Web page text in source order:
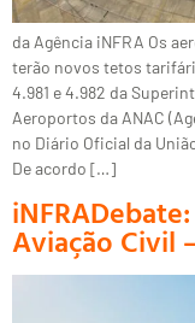
da Agência iNFRA Os
terão novos tetos
4.981 e 4.982 da
Aeroportos da ANAC
no Diário Oficial da
De acordo […]
Aviação Civil